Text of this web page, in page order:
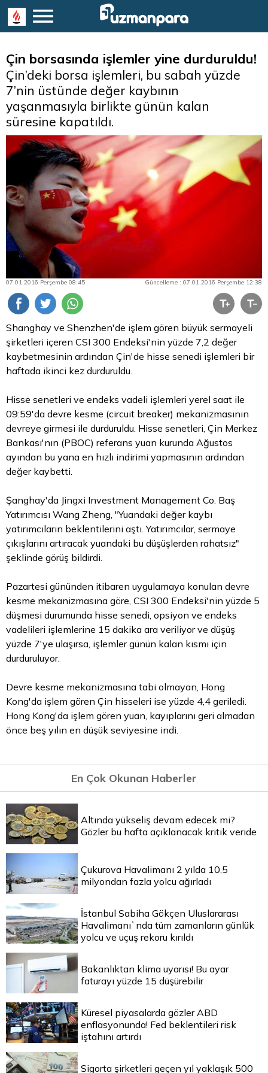
Çin borsasında işlemler yine durduruldu!
Çin’deki borsa işlemleri, bu sabah yüzde
7’nin üstünde değer kaybının
yaşanmasıyla birlikte günün kalan
süresine kapatıldı.
07.01.2016 Perşembe 08:45 Güncelleme : 07.01.2016 Perşembe 12:38
Shanghay ve Shenzhen'de işlem gören büyük sermayeli
şirketleri içeren CSI 300 Endeksi'nin yüzde 7,2 değer
kaybetmesinin ardından Çin'de hisse senedi işlemleri bir
haftada ikinci kez durduruldu.
Hisse senetleri ve endeks vadeli işlemleri yerel saat ile
09:59'da devre kesme (circuit breaker) mekanizmasının
devreye girmesi ile durduruldu. Hisse senetleri, Çin Merkez
Bankası'nın (PBOC) referans yuan kurunda Ağustos
ayından bu yana en hızlı indirimi yapmasının ardından
değer kaybetti.
Şanghay'da Jingxi Investment Management Co. Baş
Yatırımcısı Wang Zheng, "Yuandaki değer kaybı
yatırımcıların beklentilerini aştı. Yatırımcılar, sermaye
çıkışlarını artıracak yuandaki bu düşüşlerden rahatsız"
şeklinde görüş bildirdi.
Pazartesi gününden itibaren uygulamaya konulan devre
kesme mekanizmasına göre, CSI 300 Endeksi'nin yüzde 5
düşmesi durumunda hisse senedi, opsiyon ve endeks
vadelileri işlemlerine 15 dakika ara veriliyor ve düşüş
yüzde 7'ye ulaşırsa, işlemler günün kalan kısmı için
durduruluyor.
Devre kesme mekanizmasına tabi olmayan, Hong
Kong'da işlem gören Çin hisseleri ise yüzde 4,4 geriledi.
Hong Kong'da işlem gören yuan, kayıplarını geri almadan
önce beş yılın en düşük seviyesine indi.
En Çok Okunan Haberler
Altında yükseliş devam edecek mi?
Gözler bu hafta açıklanacak kritik veride
Çukurova Havalimanı 2 yılda 10,5
milyondan fazla yolcu ağırladı
İstanbul Sabiha Gökçen Uluslararası
Havalimanı`nda tüm zamanların günlük
yolcu ve uçuş rekoru kırıldı
Bakanlıktan klima uyarısı! Bu ayar
faturayı yüzde 15 düşürebilir
Küresel piyasalarda gözler ABD
enflasyonunda! Fed beklentileri risk
iştahını artırdı
Sigorta şirketleri geçen yıl yaklaşık 500